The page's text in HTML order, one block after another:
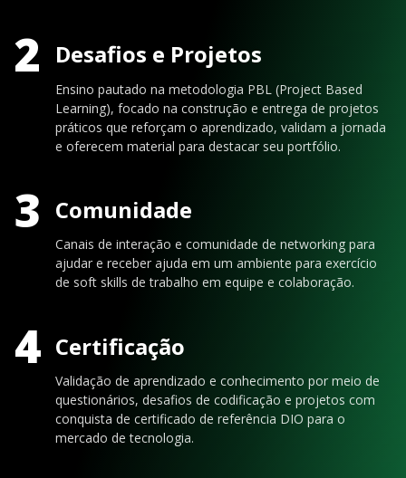
2 Desafios e Projetos
Ensino pautado na metodologia PBL (Project Based
Learning), focado na construção e entrega de projetos
práticos que reforçam o aprendizado, validam a jornada
e oferecem material para destacar seu portfólio.
3 Comunidade
Canais de interação e comunidade de networking para
ajudar e receber ajuda em um ambiente para exercício
de soft skills de trabalho em equipe e colaboração.
4 Certificação
Validação de aprendizado e conhecimento por meio de
questionários, desafios de codificação e projetos com
conquista de certificado de referência DIO para o
mercado de tecnologia.